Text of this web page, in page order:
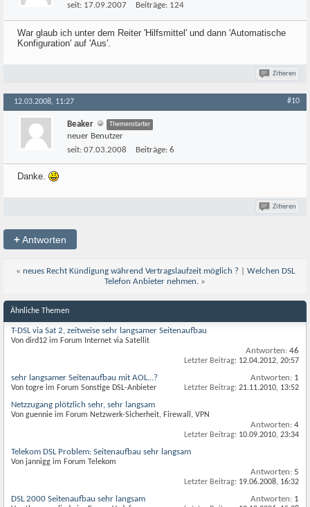
seit: 17.09.2007 Beiträge: 124
War glaub ich unter dem Reiter 'Hilfsmittel' und dann 'Automatische
Konfiguration' auf 'Aus'.
Zitieren
12.03.2008, 11:27 #10
Beaker Themenstarter
neuer Benutzer
seit: 07.03.2008 Beiträge: 6
Danke.
Zitieren
+Antworten
« neues Recht Kündigung während Vertragslaufzeit möglich ?| Welchen DSL
Telefon Anbieter nehmen. »
Ähnliche Themen
T-DSL via Sat 2, zeitweise sehr langsamer Seitenaufbau
Von dird12 im Forum Internet via Satellit
Antworten: 46
Letzter Beitrag: 12.04.2012, 20:57
sehr langsamer Seitenaufbau mit AOL...?
Von togre im Forum Sonstige DSL-Anbieter
Antworten: 1
Letzter Beitrag: 21.11.2010, 13:52
Netzzugang plötzlich sehr, sehr langsam
Von guennie im Forum Netzwerk-Sicherheit, Firewall, VPN
Antworten: 4
Letzter Beitrag: 10.09.2010, 23:34
Telekom DSL Problem: Seitenaufbau sehr langsam
Von jannigg im Forum Telekom
Antworten: 5
Letzter Beitrag: 19.06.2008, 16:32
DSL 2000 Seitenaufbau sehr langsam Antworten: 1